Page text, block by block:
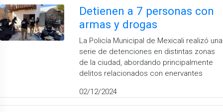
Detienen a 7 personas con
armas y drogas
La Policía Municipal de Mexicali realizó una
serie de detenciones en distintas zonas
de la ciudad, abordando principalmente
delitos relacionados con enervantes
02/12/2024